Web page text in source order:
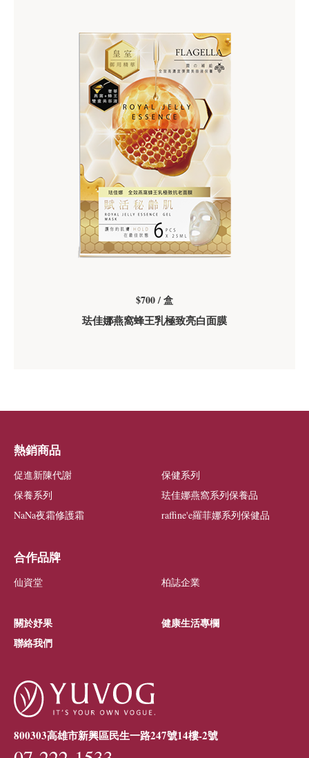
$700 / 盒
珐佳娜燕窩蜂王乳極致亮白面膜
熱銷商品
促進新陳代謝
保健系列
保養系列
珐佳娜燕窩系列保養品
NaNa夜霜修護霜
raffine'e羅菲娜系列保健品
合作品牌
仙資堂 柏誌企業
關於妤果
健康生活專欄
聯絡我們
800303高雄市新興區民生一路247號14樓-2號